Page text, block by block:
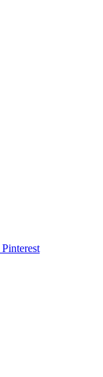
Pinterest